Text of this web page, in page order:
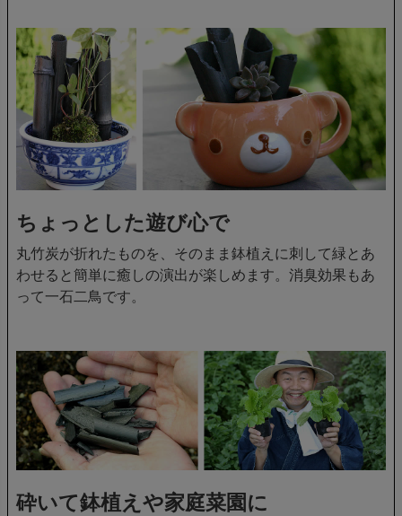
ちょっとした遊び心で
丸竹炭が折れたものを、そのまま鉢植えに刺して緑とあ
わせると簡単に癒しの演出が楽しめます。消臭効果もあ
って一石二鳥です。
砕いて鉢植えや家庭菜園に